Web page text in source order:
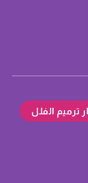
ترميم الفلل